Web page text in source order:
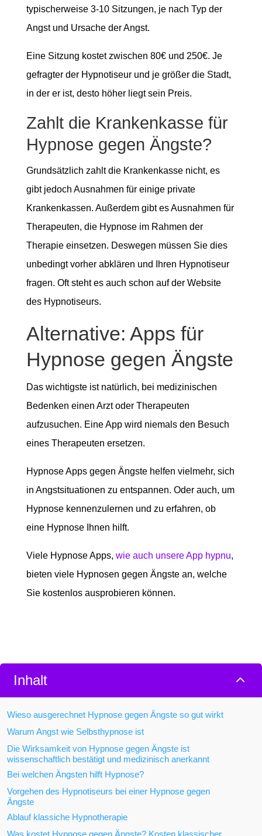
typischerweise 3-10 Sitzungen, je nach Typ der
Angst und Ursache der Angst.
Eine Sitzung kostet zwischen 80€ und 250€. Je
gefragter der Hypnotiseur und je größer die Stadt,
in der er ist, desto höher liegt sein Preis.
Zahlt die Krankenkasse für
Hypnose gegen Ängste?
Grundsätzlich zahlt die Krankenkasse nicht, es
gibt jedoch Ausnahmen für einige private
Krankenkassen. Außerdem gibt es Ausnahmen für
Therapeuten, die Hypnose im Rahmen der
Therapie einsetzen. Deswegen müssen Sie dies
unbedingt vorher abklären und Ihren Hypnotiseur
fragen. Oft steht es auch schon auf der Website
des Hypnotiseurs.
Alternative: Apps für
Hypnose gegen Ängste
Das wichtigste ist natürlich, bei medizinischen
Bedenken einen Arzt oder Therapeuten
aufzusuchen. Eine App wird niemals den Besuch
eines Therapeuten ersetzen.
Hypnose Apps gegen Ängste helfen vielmehr, sich
in Angstsituationen zu entspannen. Oder auch, um
Hypnose kennenzulernen und zu erfahren, ob
eine Hypnose Ihnen hilft.
Viele Hypnose Apps, wie auch unsere App hypnu,
bieten viele Hypnosen gegen Ängste an, welche
Sie kostenlos ausprobieren können.
Inhalt 2
Wieso ausgerechnet Hypnose gegen Ängste so gut wirkt
Warum Angst wie Selbsthypnose ist
Die Wirksamkeit von Hypnose gegen Ängste ist
wissenschaftlich bestätigt und medizinisch anerkannt
Bei welchen Ängsten hilft Hypnose?
Vorgehen des Hypnotiseurs bei einer Hypnose gegen
Ängste
Ablauf klassiche Hypnotherapie
Was kostet Hypnose gegen Ängste? Kosten klassischer